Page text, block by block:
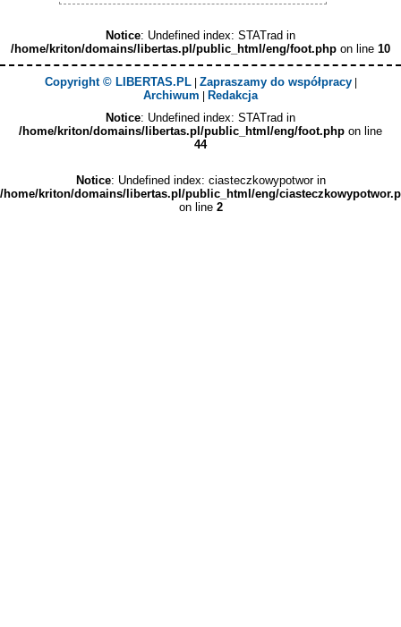
Notice: Undefined index: STATrad in
/home/kriton/domains/libertas.pl/public_html/eng/foot.php on line 10
Copyright © LIBERTAS.PL| Zapraszamy do współpracy|
Archiwum
Redakcja
Notice: Undefined index: STATrad in
/home/kriton/domains/libertas.pl/public_html/eng/foot.php on line
44
Notice: Undefined index: ciasteczkowypotwor in
/home/kriton/domains/libertas.pl/public_html/eng/
on line 2